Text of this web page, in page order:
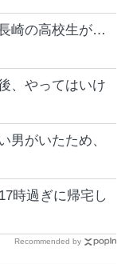
崎の高校生が…
、やってはいけ
男がいたため、
時過ぎに帰宅し
Recommended by